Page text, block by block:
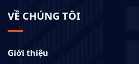
VỀ CHÚNG TÔI
Giới thiệu